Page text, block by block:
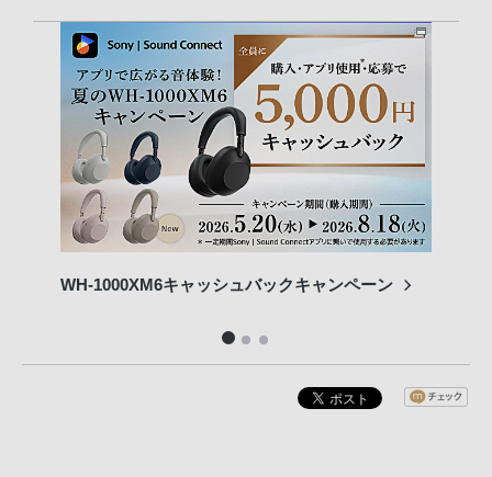
WH-1000XM6キャッシュバックキャンペーン